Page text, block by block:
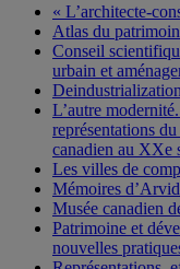
« L’architecte-
Atlas du
Conseil
urbain et
L’autre
représentations
canadien au XXe
Les villes de
Mémoires
Musée canadien
Patrimoine et
nouvelles